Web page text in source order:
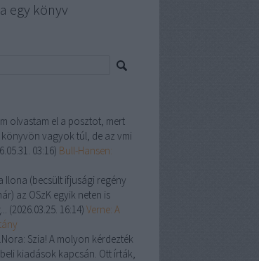
egy könyv
olvastam el a posztot, mert
könyvön vagyok túl, de az vmi
03:16) Bull-Hansen:
Ilona (becsült ifjusági regény
az OSzK egyik neten is
(2026.03.25. 16:14) Verne: A
Szia! A molyon kérdezték
kiadások kapcsán. Ott írták,